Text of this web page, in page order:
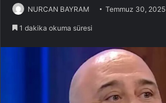
NURCAN BAYRAM Temmuz 30, 2025
1 dakika okuma süresi